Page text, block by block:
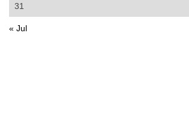
31
« Jul